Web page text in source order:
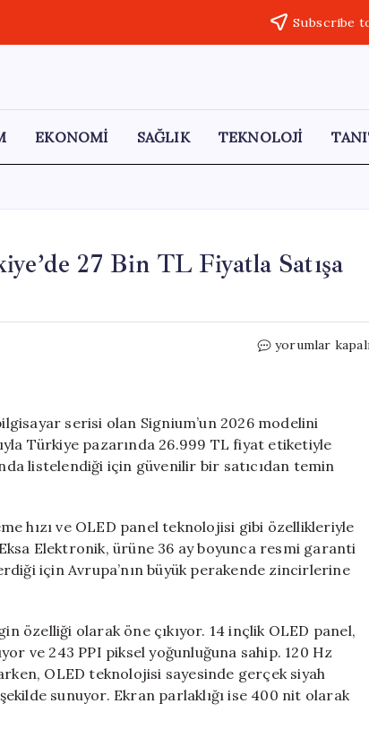
Subscribe
EKONOMİ SAĞLIK TEKNOLOJİ
27 Bin TL Fiyatla Satışa
Medion
OLED
Türkiye’de
Bin
Satışa
Sunuldu
için
yorumlar
serisi olan Signium’un 2026 modelini
Türkiye pazarında 26.999 TL fiyat etiketiyle
listelendiği için güvenilir bir satıcıdan temin
hızı ve OLED panel teknolojisi gibi özellikleriyle
Elektronik, ürüne 36 ay boyunca resmi garanti
için Avrupa’nın büyük perakende zincirlerine
özelliği olarak öne çıkıyor. 14 inçlik OLED panel,
ve 243 PPI piksel yoğunluğuna sahip. 120 Hz
OLED teknolojisi sayesinde gerçek siyah
sunuyor. Ekran parlaklığı ise 400 nit olarak